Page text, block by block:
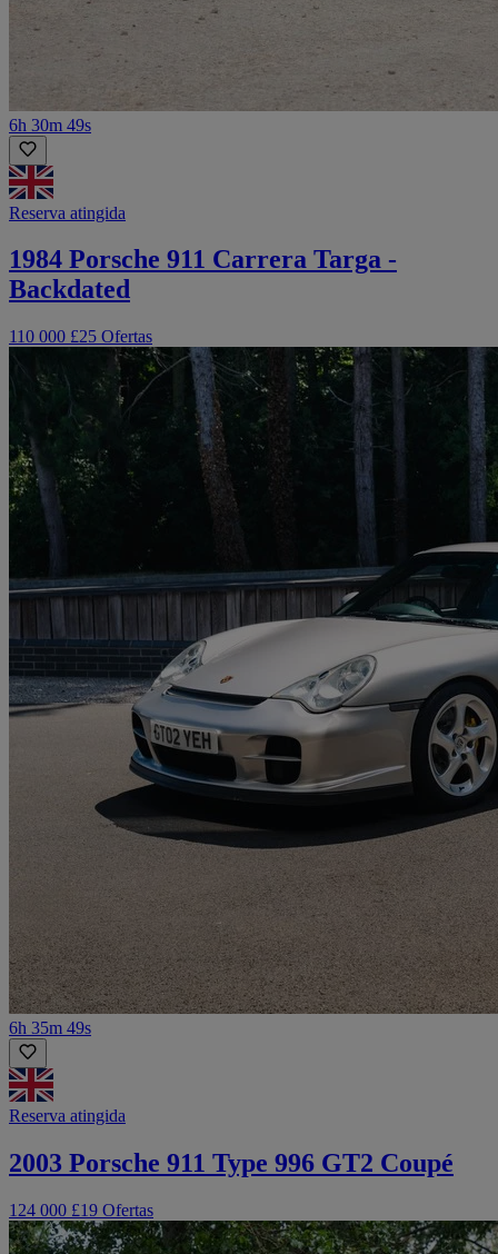
6h 30m 49s
Reserva atingida
1984 Porsche 911 Carrera Targa -
Backdated
110 000 £25 Ofertas
6h 35m 49s
Reserva atingida
2003 Porsche 911 Type 996 GT2 Coupé
124 000 £19 Ofertas